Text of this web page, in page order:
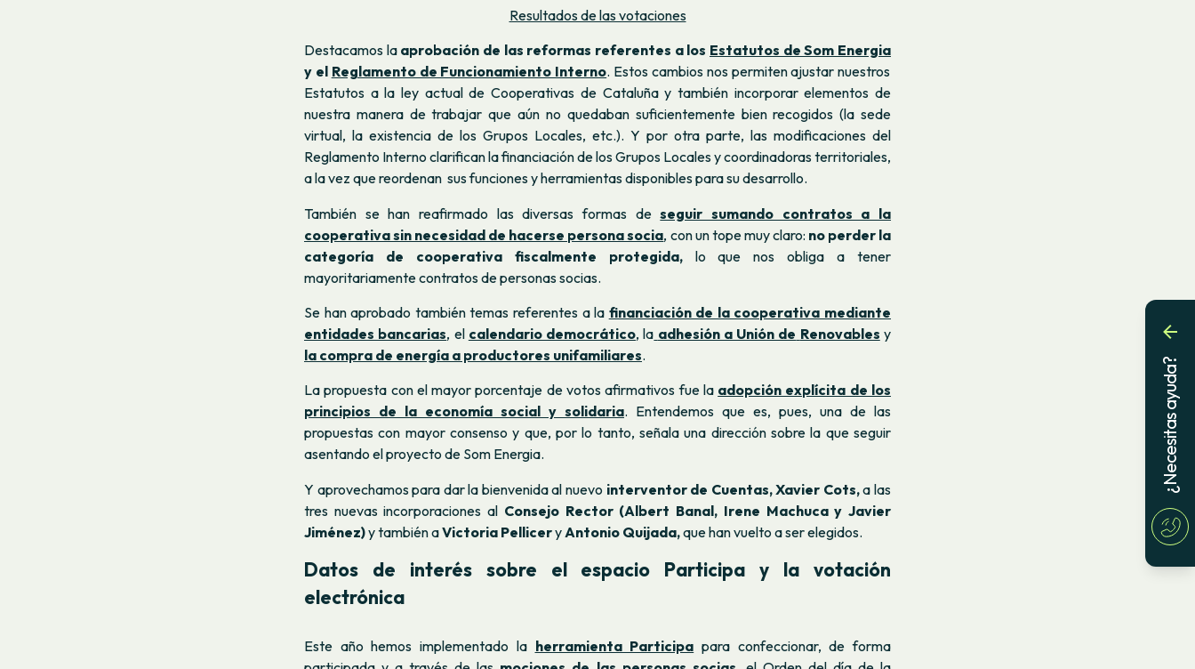
Resultados de las votaciones
Destacamos la aprobación de las reformas referentes a los Estatutos de Som Energia
y el Reglamento de Funcionamiento Interno. Estos cambios nos permiten ajustar nuestros
Estatutos a la ley actual de Cooperativas de Cataluña y también incorporar elementos de
nuestra manera de trabajar que aún no quedaban suficientemente bien recogidos (la sede
virtual, la existencia de los Grupos Locales, etc.). Y por otra parte, las modificaciones del
Reglamento Interno clarifican la financiación de los Grupos Locales y coordinadoras territoriales,
a la vez que reordenan sus funciones y herramientas disponibles para su desarrollo.
También se han reafirmado las diversas formas deseguir sumando contratos a la
cooperativa sin necesidad de hacerse persona socia, con un tope muy claro: no perder la
categoría de cooperativa fiscalmente protegida,lo
que nos obliga a tener
mayoritariamente contratos de personas socias.
Se han aprobado también temas referentes a la financiación de la cooperativa mediante
entidades bancarias, el calendario democrático, la adhesión a Unión de Renovables y
la compra de energía a productores unifamiliares.
La propuesta con el mayor porcentaje de votos afirmativos fue la adopción explícita de los
principios de la economía social y solidaria. Entendemos que es, pues, una de las
propuestas con mayor consenso y que, por lo tanto, señala una dirección sobre la que seguir
asentando el proyecto de Som Energia.
Y aprovechamos para dar la bienvenida al nuevo interventor de Cuentas, Xavier Cots,a las
tres nuevas incorporaciones al Consejo Rector (Albert Banal, Irene Machuca y Javier
Jiménez)y también aVictoria Pellicery Antonio Quijada,que han vuelto a ser elegidos.
Datos de interés sobre el espacio Participa y la votación
electrónica
Este año hemos implementado la herramienta Participa para confeccionar, de forma
¿Necesitas ayuda?